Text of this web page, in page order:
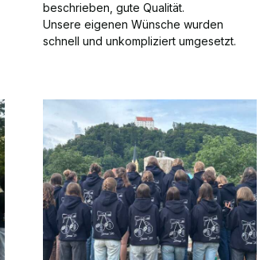
beschrieben, gute Qualität.
Unsere eigenen Wünsche wurden
schnell und unkompliziert umgesetzt.